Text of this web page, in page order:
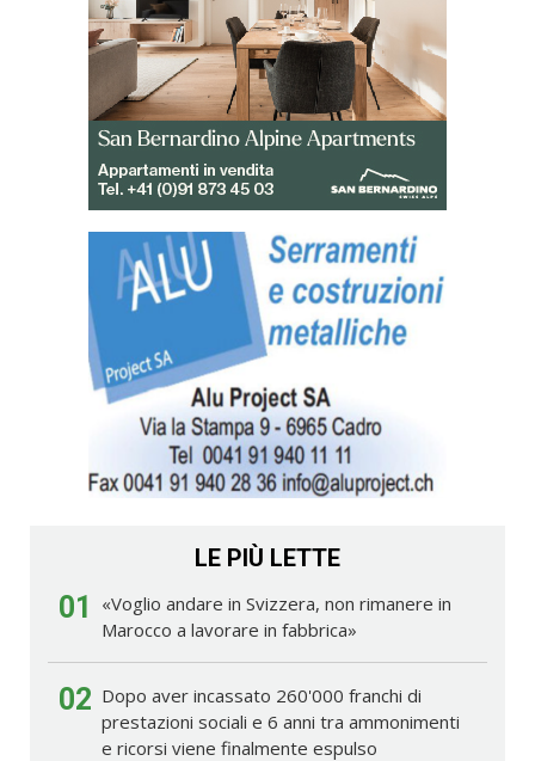
LE PIÙ LETTE
01
«Voglio andare in Svizzera, non rimanere in
Marocco a lavorare in fabbrica»
02 Dopo aver incassato 260'000 franchi di
prestazioni sociali e 6 anni tra ammonimenti
e ricorsi viene finalmente espulso